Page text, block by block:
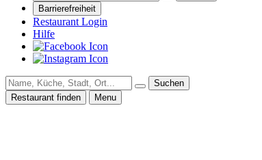
Barrierefreiheit
Restaurant Login
Hilfe
Suchen
Restaurant finden
Menu